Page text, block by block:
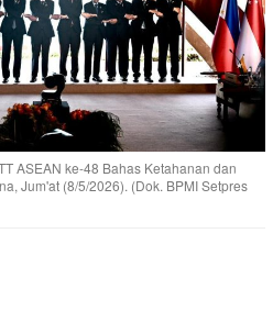
ASEAN ke-48 Bahas Ketahanan dan
Jum'at (8/5/2026). (Dok. BPMI Setpres